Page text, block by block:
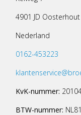
4901 JD Oosterhout
Nederland
0162-453223
KvK-nummer:
BTW-nummer: